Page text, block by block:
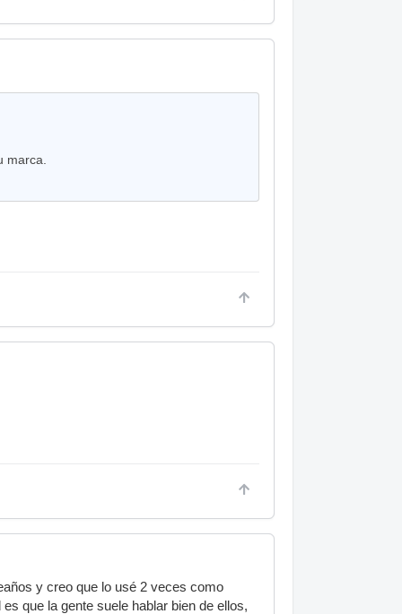
marca.
y creo que lo usé 2 veces como
que la gente suele hablar bien de ellos,